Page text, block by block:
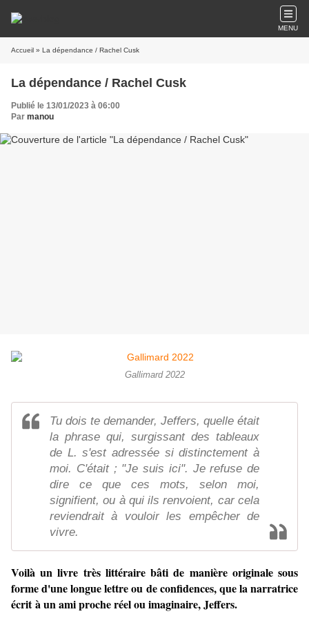
MENU
Accueil » La dépendance / Rachel Cusk
La dépendance / Rachel Cusk
Publié le 13/01/2023 à 06:00
Par manou
Gallimard 2022
Tu dois te demander, Jeffers, quelle était
la phrase qui, surgissant des tableaux
de L. s'est adressée si distinctement à
moi. C'était ; "Je suis ici". Je refuse de
dire ce que ces mots, selon moi,
signifient, ou à qui ils renvoient, car cela
reviendrait à vouloir les empêcher de
vivre.
Voilà un livre très littéraire bâti de manière originale sous
forme d'une longue lettre ou de confidences, que la narratrice
écrit à un ami proche réel ou imaginaire, Jeffers.